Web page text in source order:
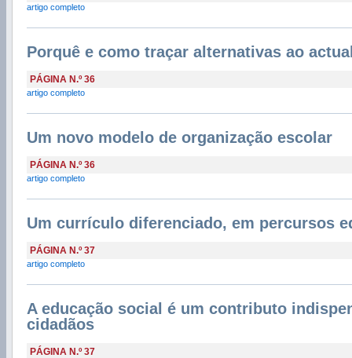
artigo completo
Porquê e como traçar alternativas ao
PÁGINA N.º 36
artigo completo
Um novo modelo de organização escolar
PÁGINA N.º 36
artigo completo
Um currículo diferenciado, em percursos
PÁGINA N.º 37
artigo completo
A educação social é um contributo
cidadãos
PÁGINA N.º 37